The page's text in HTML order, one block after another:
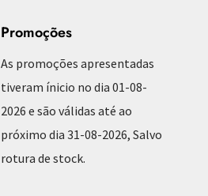
Promoções
As promoções apresentadas
tiveram ínicio no dia 01-08-
2026 e são válidas até ao
próximo dia 31-08-2026, Salvo
rotura de stock.